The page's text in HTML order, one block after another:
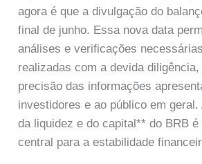
agora é que a divulgação do
final de junho. Essa nova data
análises e verificações
realizadas com a devida
precisão das informações
investidores e ao público em
da liquidez e do capital** do BRB
central para a estabilidade